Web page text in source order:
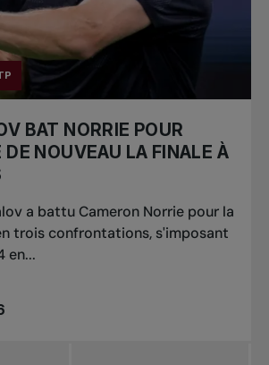
BAT NORRIE POUR
NOUVEAU LA FINALE À
a battu Cameron Norrie pour la
trois confrontations, s'imposant
en...